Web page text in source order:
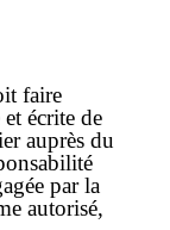
faire
écrite de
auprès du
par la
autorisé,